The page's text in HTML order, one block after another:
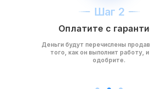
Шаг 2
Оплатите с
Деньги будут перечислены
того, как он выполнит работу,
одобрите.